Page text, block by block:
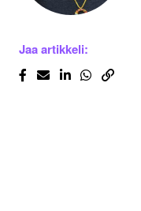
Jaa artikkeli: